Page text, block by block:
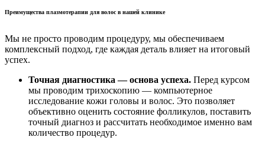
Преимущества плазмотерапии для волос в нашей клинике
Мы не просто проводим процедуру, мы обеспечиваем
комплексный подход, где каждая деталь влияет на итоговый
успех.
Точная диагностика — основа успеха. Перед курсом
мы проводим трихоскопию — компьютерное
исследование кожи головы и волос. Это позволяет
объективно оценить состояние фолликулов, поставить
точный диагноз и рассчитать необходимое именно вам
количество процедур.